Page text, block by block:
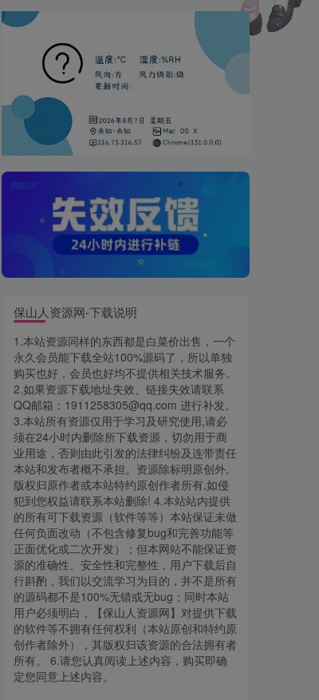
保山人资源网-下载说明
1.本站资源同样的东西都是白菜价出售，一个
永久会员能下载全站100%源码了，所以单独
购买也好，会员也好均不提供相关技术服务。
2.如果资源下载地址失效、链接失效请联系
QQ邮箱：1911258305@qq.com 进行补发。
3.本站所有资源仅用于学习及研究使用,请必
须在24小时内删除所下载资源，切勿用于商
业用途，否则由此引发的法律纠纷及连带责任
本站和发布者概不承担。资源除标明原创外,
版权归原作者或本站特约原创作者所有,如侵
犯到您权益请联系本站删除! 4.本站站内提供
的所有可下载资源（软件等等）本站保证未做
任何负面改动（不包含修复bug和完善功能等
正面优化或二次开发）；但本网站不能保证资
源的准确性、安全性和完整性，用户下载后自
行斟酌，我们以交流学习为目的，并不是所有
的源码都不是100%无错或无bug；同时本站
用户必须明白，【保山人资源网】对提供下载
的软件等不拥有任何权利（本站原创和特约原
创作者除外），其版权归该资源的合法拥有者
所有。 6.请您认真阅读上述内容，购买即确
定您同意上述内容。